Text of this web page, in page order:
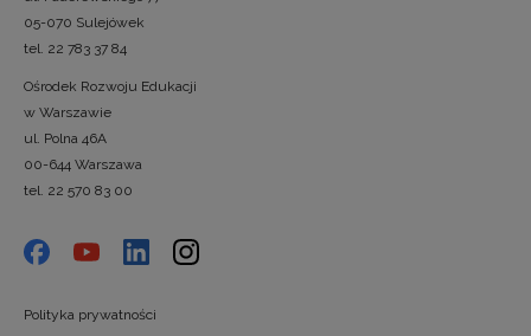
05-070 Sulejówek
tel. 22 783 37 84
Ośrodek Rozwoju Edukacji
w Warszawie
ul. Polna 46A
00-644 Warszawa
tel. 22 570 83 00
Polityka prywatności